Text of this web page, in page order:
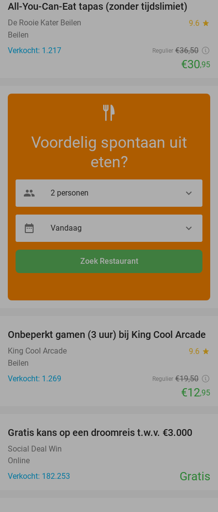
All-You-Can-Eat tapas (zonder tijdslimiet)
De Rooie Kater Beilen 9.6 star
Beilen
Verkocht: 1.217
Regulier €36,50
€30,95
Voordelig spontaan uit
eten?
Zoek Restaurant
34%
Onbeperkt gamen (3 uur) bij King Cool Arcade
King Cool Arcade 9.6 star
Beilen
Verkocht: 1.269
Regulier €19,50
€12,95
Gratis kans op een droomreis t.w.v. €3.000
Social Deal Win
Online
Verkocht: 182.253
Gratis